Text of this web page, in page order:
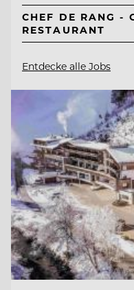
CHEF DE RANG -
RESTAURANT
Entdecke alle Jobs